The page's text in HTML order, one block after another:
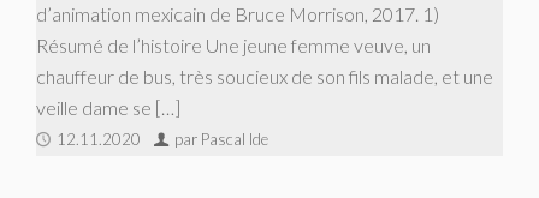
d’animation mexicain de Bruce Morrison, 2017. 1)
Résumé de l’histoire Une jeune femme veuve, un
chauffeur de bus, très soucieux de son fils malade, et une
veille dame se […]
12.11.2020 par Pascal Ide